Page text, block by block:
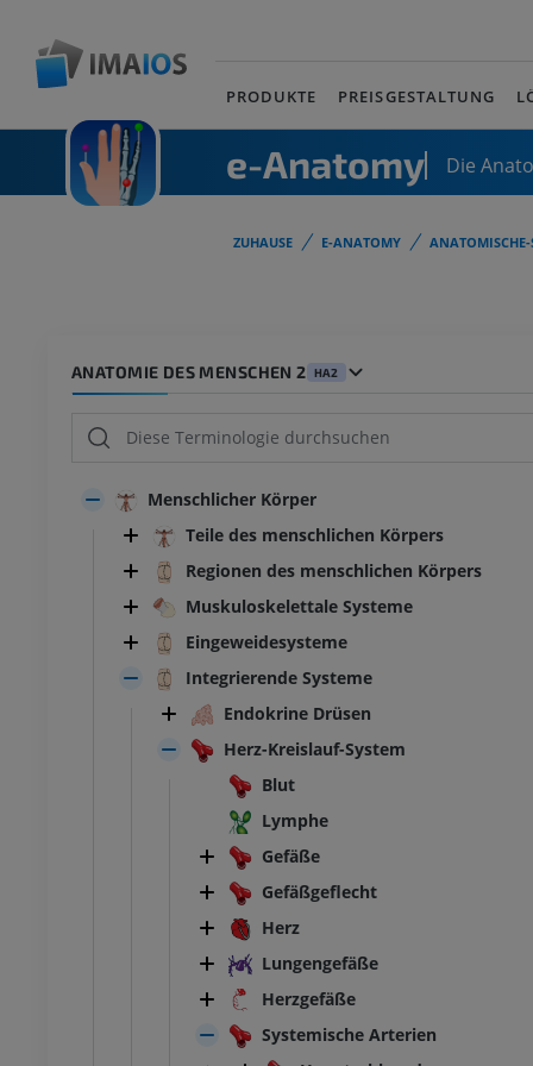
PRODUKTE PREISGESTALTUNG
e-Anatomy Die
ZUHAUSE E-ANATOMY ANATOMISCHE-
ANATOMIE DES MENSCHEN 2 HA2
Menschlicher Körper
Teile des menschlichen Körpers
Regionen des menschlichen Körpers
Muskuloskelettale Systeme
Eingeweidesysteme
Integrierende Systeme
Endokrine Drüsen
Herz-Kreislauf-System
Blut
Lymphe
Gefäße
Gefäßgeflecht
Herz
Lungengefäße
Herzgefäße
Systemische Arterien